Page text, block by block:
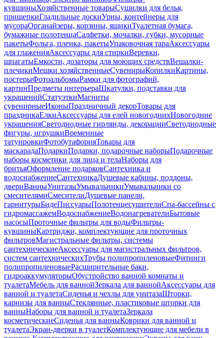
кувшиныХозяйственные товарыСушилки для белья,
прищепкиГладильные доскиУрны, контейнеры для
мусораОрганайзеры, корзины, ящикиТуалетная бумага,
бумажные полотенцаСалфетки, мочалки, губки, мусорные
пакетыФольга, пленка, пакетыУпаковочная тараАксессуары
для глаженияАксессуары для стиркиВеревки,
шпагатыЕмкости, дозаторы для моющих средствВешалки-
плечикиМешки хозяйственныеСувенирыКопилкиКартины,
постерыФотоальбомыРамки для фотографий,
картинПредметы интерьераШкатулки, подставки для
украшенийСтатуэткиМагниты
сувенирныеИконыПраздничный декорТовары для
праздникаЕлкиАксессуары для елей новогоднихНовогодние
украшенияСветодиодные гирлянды, декорацииСветодиодные
фигуры, игрушкиВременные
татуировкиФотобутафорияТовары для
маскарадаПодаркиПодарки, подарочные наборыПодарочные
наборы косметики для лица и телаНаборы для
бритьяОформление подарковСантехника и
водоснабжениеСантехникаДушевые кабины, поддоны,
двериВанныУнитазыУмывальникиУмывальники со
смесителямиСмесителиДушевые панели,
гарнитурыБидеПиссуарыПолотенцесушителиСпа-бассейны с
гидромассажемВодоснабжениеВодонагревателиБытовые
насосыПроточные фильтры для водыФильтры-
кувшиныКартриджи, комплектующие для проточных
фильтровМагистральные фильтры, системы
сантехническиеАксессуары для магистральных фильтров,
систем сантехническихТрубы полипропиленовыеФитинги
полипропиленовыеРасширительные баки,
гидроаккумуляторыОбустройство ванной комнаты и
туалетаМебель для ваннойЗеркала для ваннойАксессуары для
ванной и туалетаСиденья и чехлы для унитазаШторки,
карнизы для ванныСтеклянные, пластиковые шторки для
ванныНаборы для ванной и туалетаЗеркала
косметическиеСиденья для ванныКоврики для ванной и
туалетаЭкран-дверки в туалетКомплектующие для мебели в